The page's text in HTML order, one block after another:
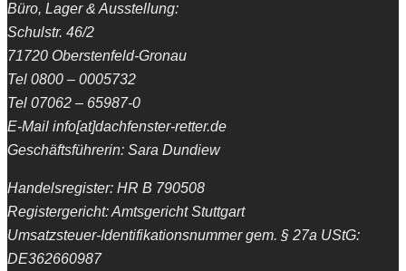
Büro, Lager & Ausstellung:
Schulstr. 46/2
71720 Oberstenfeld-Gronau
Tel 0800 – 0005732
Tel 07062 – 65987-0
E-Mail info[at]dachfenster-retter.de
Geschäftsführerin: Sara Dundiew
Handelsregister: HR B 790508
Registergericht: Amtsgericht Stuttgart
Umsatzsteuer-Identifikationsnummer gem. § 27a UStG:
DE362660987